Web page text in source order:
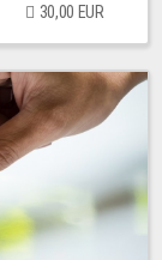
30,00 EUR